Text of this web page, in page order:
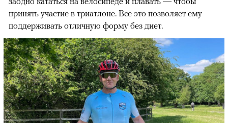
принять участие в триатлоне. Все это позволяет ему
поддерживать отличную форму без диет.